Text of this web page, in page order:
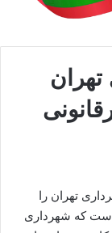
تهران را
است که شهرداری